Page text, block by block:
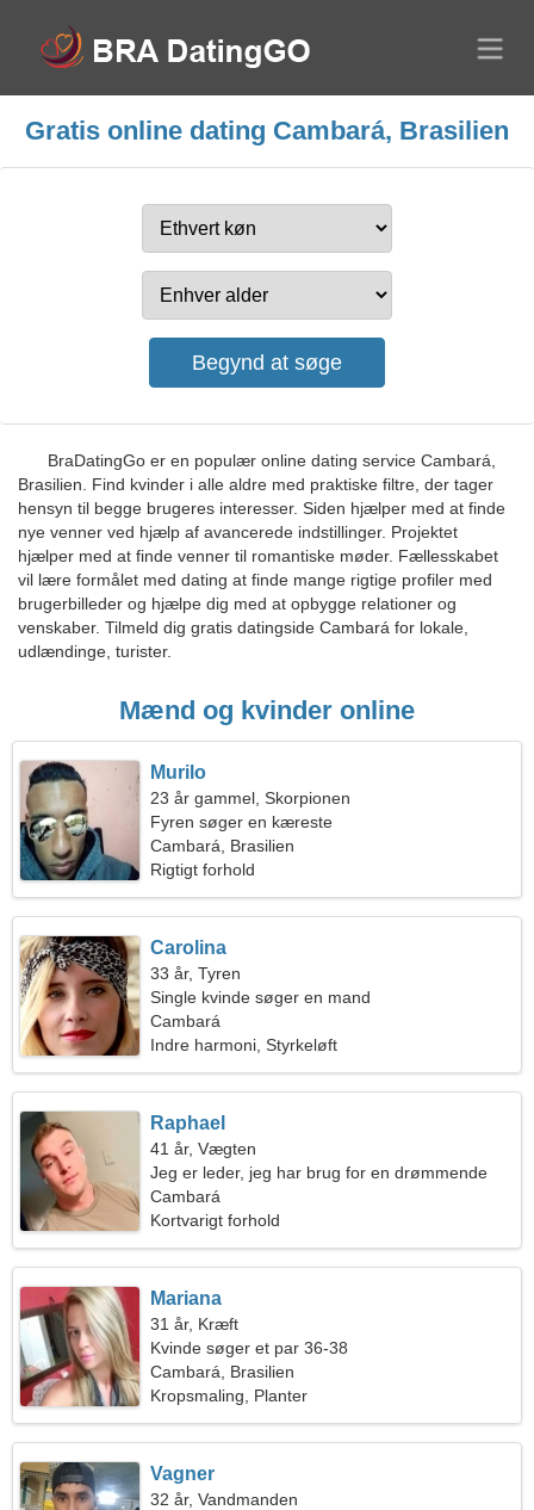
Gratis online dating Cambará, Brasilien
BraDatingGo er en populær online dating service Cambará,
Brasilien. Find kvinder i alle aldre med praktiske filtre, der tager
hensyn til begge brugeres interesser. Siden hjælper med at finde
nye venner ved hjælp af avancerede indstillinger. Projektet
hjælper med at finde venner til romantiske møder. Fællesskabet
vil lære formålet med dating at finde mange rigtige profiler med
brugerbilleder og hjælpe dig med at opbygge relationer og
venskaber. Tilmeld dig gratis datingside Cambará for lokale,
udlændinge, turister.
Mænd og kvinder online
Murilo
23 år gammel, Skorpionen
Fyren søger en kæreste
Cambará, Brasilien
Rigtigt forhold
Carolina
33 år, Tyren
Single kvinde søger en mand
Cambará
Indre harmoni, Styrkeløft
Raphael
41 år, Vægten
Jeg er leder, jeg har brug for en drømmende
kvinde
Cambará
Kortvarigt forhold
Mariana
31 år, Kræft
Kvinde søger et par 36-38
Cambará, Brasilien
Kropsmaling, Planter
Vagner
32 år, Vandmanden